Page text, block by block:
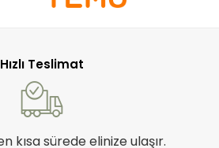
Hızlı Teslimat
kısa sürede elinize ulaşır.